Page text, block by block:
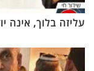
עליזה בלוך, אינה